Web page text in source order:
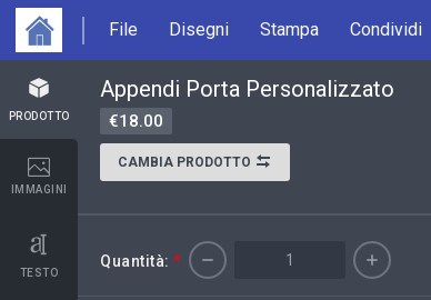
File Disegni Stampa Condividi
PRODOTTO
IMMAGINI
TESTO
Appendi Porta Personalizzato
€18.00
CAMBIA PRODOTTO
Quantità: *